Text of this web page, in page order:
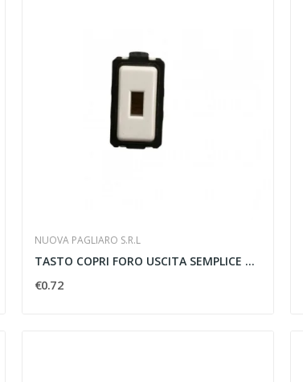
NUOVA PAGLIARO S.R.L
TASTO COPRI FORO USCITA SEMPLICE 9.5MM 1 MODULO...
€0.72